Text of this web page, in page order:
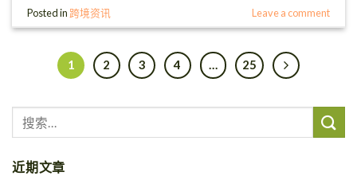
Posted in 跨境资讯 Leave a comment
1 2 3 4 … 25
近期文章